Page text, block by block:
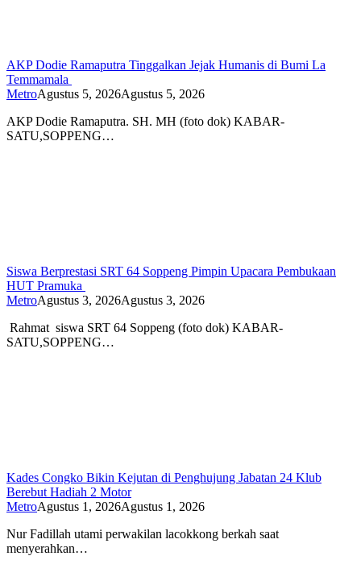
AKP Dodie Ramaputra Tinggalkan Jejak Humanis di Bumi La
Temmamala
MetroAgustus 5, 2026Agustus 5, 2026
AKP Dodie Ramaputra. SH. MH (foto dok) KABAR-
SATU,SOPPENG…
Siswa Berprestasi SRT 64 Soppeng Pimpin Upacara Pembukaan
HUT Pramuka
MetroAgustus 3, 2026Agustus 3, 2026
Rahmat siswa SRT 64 Soppeng (foto dok) KABAR-
SATU,SOPPENG…
Kades Congko Bikin Kejutan di Penghujung Jabatan 24 Klub
Berebut Hadiah 2 Motor
MetroAgustus 1, 2026Agustus 1, 2026
Nur Fadillah utami perwakilan lacokkong berkah saat
menyerahkan…